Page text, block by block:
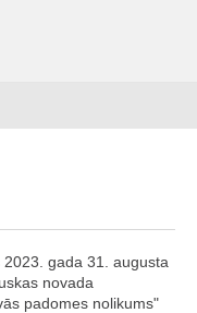
gada 31. augusta
novada
padomes nolikums"